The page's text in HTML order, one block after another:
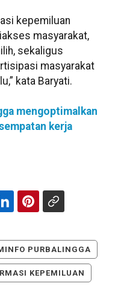
kepemiluan
masyarakat,
sekaligus
masyarakat
kata Baryati.
mengoptimalkan
kerja
PURBALINGGA
KEPEMILUAN